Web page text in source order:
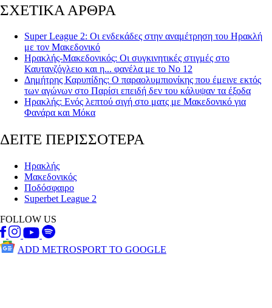
ΣΧΕΤΙΚΑ ΑΡΘΡΑ
Super League 2: Οι ενδεκάδες στην αναμέτρηση του Ηρακλή
με τον Μακεδονικό
Ηρακλής-Μακεδονικός: Οι συγκινητικές στιγμές στο
Καυτανζόγλειο και η... φανέλα με το Νο 12
Δημήτρης Καρυπίδης: Ο παραολυμπιονίκης που έμεινε εκτός
των αγώνων στο Παρίσι επειδή δεν του κάλυψαν τα έξοδα
Ηρακλής: Ενός λεπτού σιγή στο ματς με Μακεδονικό για
Φανάρα και Μόκα
ΔΕΙΤΕ ΠΕΡΙΣΣΟΤΕΡΑ
Ηρακλής
Μακεδονικός
Ποδόσφαιρο
Superbet League 2
FOLLOW US
ADD METROSPORT TO GOOGLE